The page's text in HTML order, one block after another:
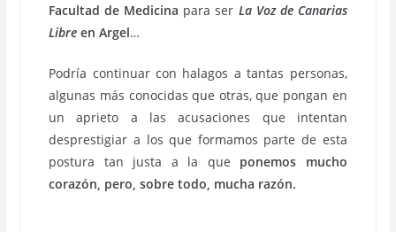
Facultad de Medicina para ser La Voz de Canarias
Libreen Argel…
Podría continuar con halagos a tantas personas,
algunas más conocidas que otras, que pongan en
un aprieto a las acusaciones que intentan
desprestigiar a los que formamos parte de esta
postura tan justa a la que ponemos mucho
corazón, pero, sobre todo, mucha razón.